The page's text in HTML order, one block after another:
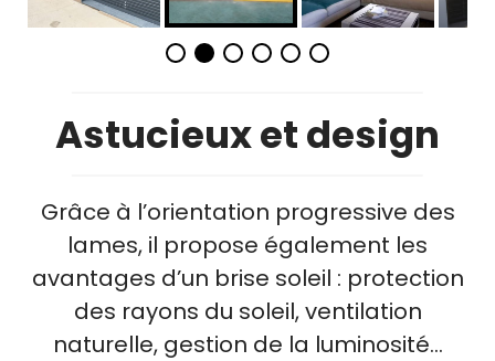
Astucieux et design
Grâce à l’orientation progressive des
lames, il propose également les
avantages d’un brise soleil : protection
des rayons du soleil, ventilation
naturelle, gestion de la luminosité…